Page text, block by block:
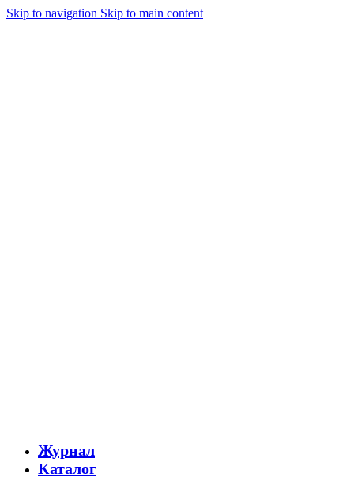
Skip to navigation Skip to main content
Журнал
Каталог